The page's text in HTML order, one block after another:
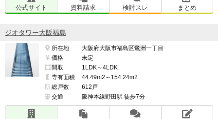
公式サイト 資料請求 検討スレ まとめ
ジオタワー大阪福島
所在地
大阪府大阪市福島区鷺洲一丁目
価格
未定
間取
1LDK～4LDK
専有面積
44.49m2～154.24m2
総戸数
612戸
交通
阪神本線野田駅 徒歩7分